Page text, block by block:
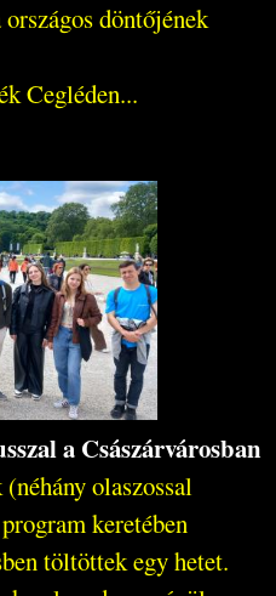
döntőjének
Cegléden...
a Császárvárosban
olaszossal
keretében
töltöttek egy hetet.